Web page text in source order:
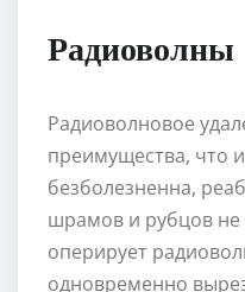
Радиоволны
Радиоволновое
преимущества, что
безболезненна,
шрамов и рубцов не
оперирует
одновременно